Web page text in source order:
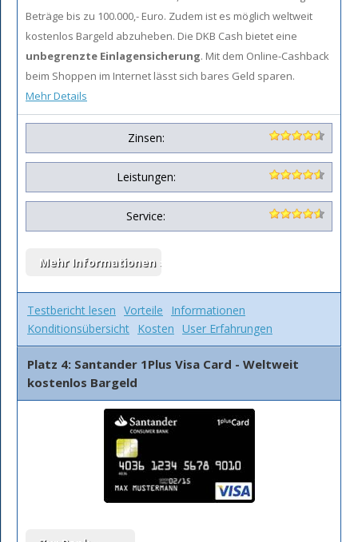
Beträge bis zu 100.000,- Euro. Zudem ist es möglich weltweit
kostenlos Bargeld abzuheben. Die DKB Cash bietet eine
unbegrenzte Einlagensicherung. Mit dem Online-Cashback
beim Shoppen im Internet lässt sich bares Geld sparen.
Mehr Details
Zinsen:
Leistungen:
Service:
Testbericht lesen Vorteile
Informationen
Konditionsübersicht Kosten User Erfahrungen
Platz 4: Santander 1Plus Visa Card - Weltweit
kostenlos Bargeld